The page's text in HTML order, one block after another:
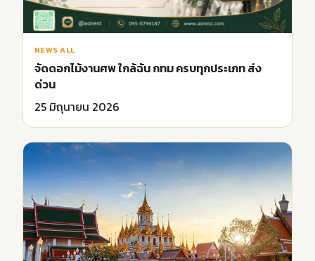
NEWS ALL
จัดดอกไม้งานศพ ใกล้ฉัน กทม ครบทุกประเภท ส่ง
ด่วน
25 มิถุนายน 2026